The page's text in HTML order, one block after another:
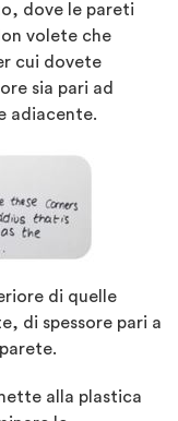
dove le pareti
volete che
cui dovete
sia pari ad
adiacente.
di quelle
di spessore pari a
alla plastica